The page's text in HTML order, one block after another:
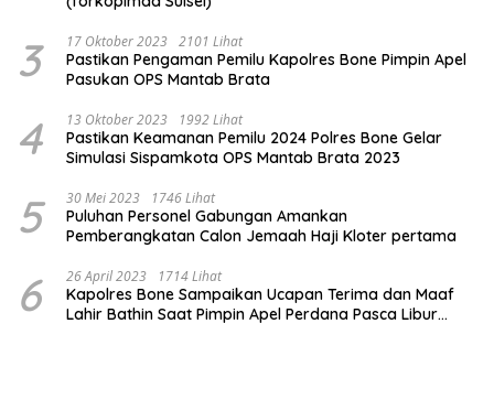
3 17 Oktober 2023 2101 Lihat
Pastikan Pengaman Pemilu Kapolres Bone Pimpin Apel
Pasukan OPS Mantab Brata
4 13 Oktober 2023 1992 Lihat
Pastikan Keamanan Pemilu 2024 Polres Bone Gelar
Simulasi Sispamkota OPS Mantab Brata 2023
5 30 Mei 2023 1746 Lihat
Puluhan Personel Gabungan Amankan
Pemberangkatan Calon Jemaah Haji Kloter pertama
6 26 April 2023 1714 Lihat
Kapolres Bone Sampaikan Ucapan Terima dan Maaf
Lahir Bathin Saat Pimpin Apel Perdana Pasca Libur